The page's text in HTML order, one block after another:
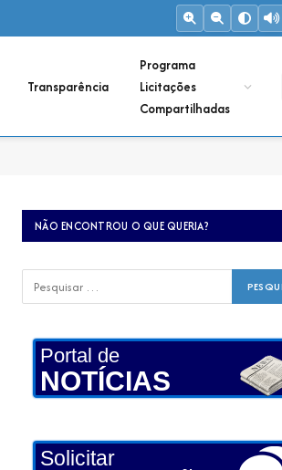
Transparência
Programa
Licitações
Compartilhadas
NÃO ENCONTROU O QUE QUERIA?
Portal de
NOTÍCIAS
Solicitar